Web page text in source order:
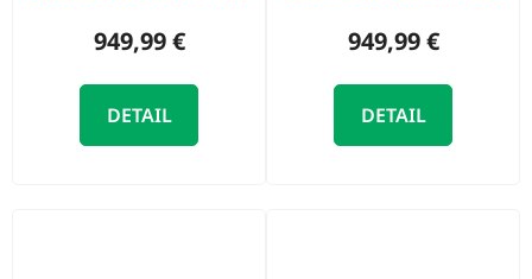
949,99 €
DETAIL
949,99 €
DETAIL